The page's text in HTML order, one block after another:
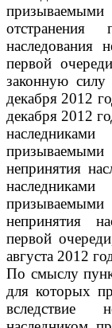
наследования
первой
законную
декабря 2012
декабря 2012
непринятия
непринятия
первой
августа 2012
По смыслу
для которых
вследствие